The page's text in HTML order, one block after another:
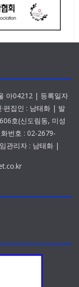
아04212 | 등록일자
편집인 : 남태화 | 발
호(신도림동, 미성
번호 : 02-2679-
관리자 : 남태화 |